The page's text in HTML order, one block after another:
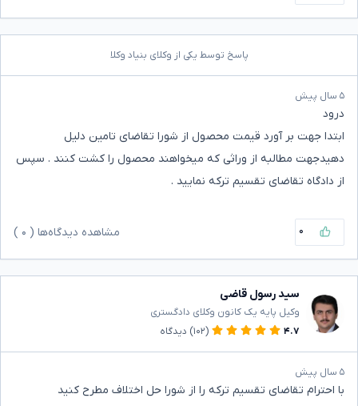
پاسخ توسط یکی از وکلای بنیاد وکلا
۵ سال پیش
درود
ابتدا جهت بر آورد قیمت محصول از شورا تقاضای تامین دلیل
دهیدجهت مطالبه از وراثی که میخواهند محصول را کشت کنند . سپس
از دادگاه تقاضای تقسیم ترکه نمایید .
۰ مشاهده دیدگاه‌ها ( ۰
سید رسول قاضی
وکیل پایه یک کانون وکلای دادگستری
۴.۷
(۱۰۲) دیدگاه
۵ سال پیش
با احترام تقاضای تقسیم ترکه را از شورا حل اختلاف مطرح کنید